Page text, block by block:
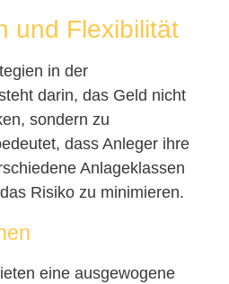
und Flexibilität
in der
darin, das Geld nicht
sondern zu
dass Anleger ihre
Anlageklassen
Risiko zu minimieren.
eine ausgewogene